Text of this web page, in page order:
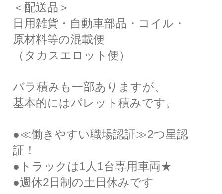
＜配送品＞
日用雑貨・自動車部品・コイル・
原材料等の混載便
（タカスエロット便）
バラ積みも一部ありますが、
基本的にはパレット積みです。
●≪働きやすい職場認証≫2つ星認
証！
●トラックは1人1台専用車両★
●週休2日制の土日休みです